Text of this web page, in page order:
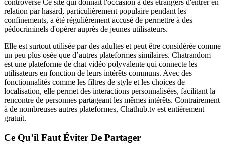
controversé Ce site qui donnait l'occasion à des étrangers d'entrer en
relation par hasard, particulièrement populaire pendant les
confinements, a été régulièrement accusé de permettre à des
pédocriminels d'opérer auprès de jeunes utilisateurs.
Elle est surtout utilisée par des adultes et peut être considérée comme
un peu plus osée que d’autres plateformes similaires. Chatrandom
est une plateforme de chat vidéo polyvalente qui connecte les
utilisateurs en fonction de leurs intérêts communs. Avec des
fonctionnalités comme les filtres de style et les choices de
localisation, elle permet des interactions personnalisées, facilitant la
rencontre de personnes partageant les mêmes intérêts. Contrairement
à de nombreuses autres plateformes, Chathub.tv est entièrement
gratuit.
Ce Qu’il Faut Éviter De Partager